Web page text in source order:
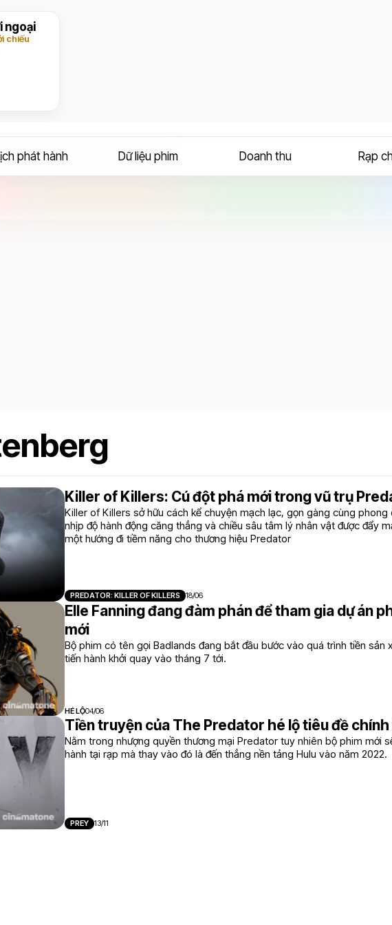
ngoại
chiếu
phát hành Dữ liệu phim Doanh thu Rạp
Killer of Killers: Cú đột phá mới trong vũ trụ
Killer of Killers sở hữu cách kể chuyện mạch lạc, gọn gàng cùng phong
nhịp độ hành động căng thẳng và chiều sâu tâm lý nhân vật được đẩy
một hướng đi tiềm năng cho thương hiệu Predator
PREDATOR: KILLER OF KILLERS 18/06
Elle Fanning đang đàm phán để tham gia dự án
mới
Bộ phim có tên gọi Badlands đang bắt đầu bước vào quá trình tiền sản
tiến hành khởi quay vào tháng 7 tới.
HÉ LỘ04/06
Tiền truyện của The Predator hé lộ tiêu đề
Nằm trong nhượng quyền thương mại Predator tuy nhiên bộ phim mới
hành tại rạp mà thay vào đó là đến thẳng nền tảng Hulu vào năm 2022.
PREY 13/11